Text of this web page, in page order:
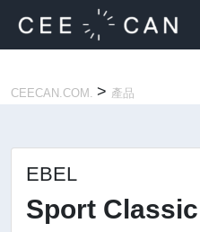
CEECAN.COM. > 產品
EBEL
Sport